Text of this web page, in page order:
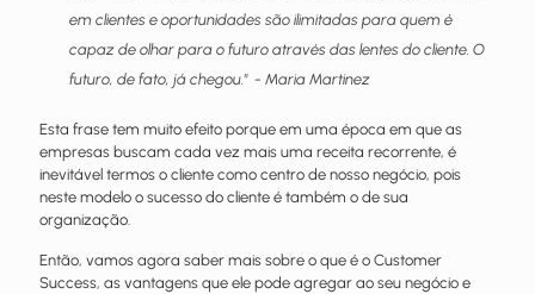
em clientes e oportunidades são ilimitadas para quem é
capaz de olhar para o futuro através das lentes do cliente. O
futuro, de fato, já chegou." - Maria Martinez
Esta frase tem muito efeito porque em uma época em que as
empresas buscam cada vez mais uma receita recorrente, é
inevitável termos o cliente como centro de nosso negócio, pois
neste modelo o sucesso do cliente é também o de sua
organização.
Então, vamos agora saber mais sobre o que é o Customer
Success, as vantagens que ele pode agregar ao seu negócio e